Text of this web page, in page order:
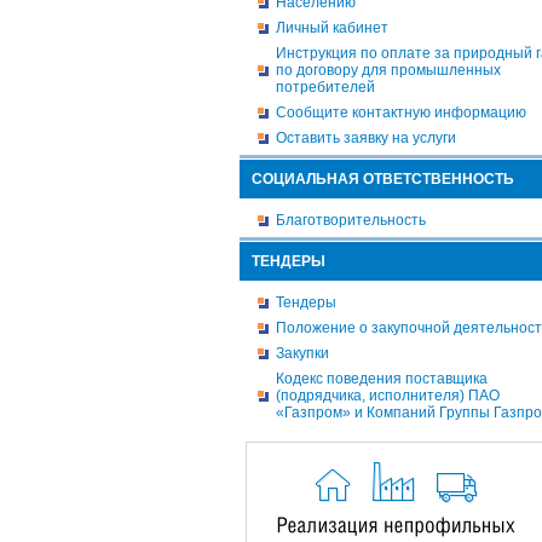
Личный кабинет
Инструкция по оплате за природный
по договору для промышленных
потребителей
Сообщите контактную информацию
Оставить заявку на услуги
СОЦИАЛЬНАЯ ОТВЕТСТВЕННОСТЬ
Благотворительность
ТЕНДЕРЫ
Тендеры
Положение о закупочной
Закупки
Кодекс поведения поставщика
(подрядчика, исполнителя) ПАО
«Газпром» и Компаний Группы